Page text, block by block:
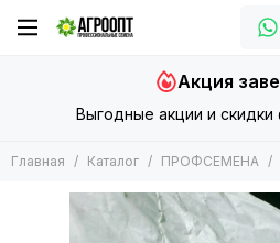
ПРОФСЕМЕНА
Горох
Дайкон
Выгодные акции и скидки
Акция
Главная Каталог ПРОФСЕМЕНА